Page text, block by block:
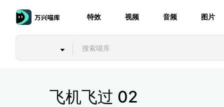
特效 视频 音频 图片
飞机飞过 02